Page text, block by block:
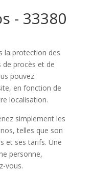
- 33380
la protection des
de procès et de
pouvez
en fonction de
localisation.
simplement les
telles que son
et ses tarifs. Une
personne,
vous.